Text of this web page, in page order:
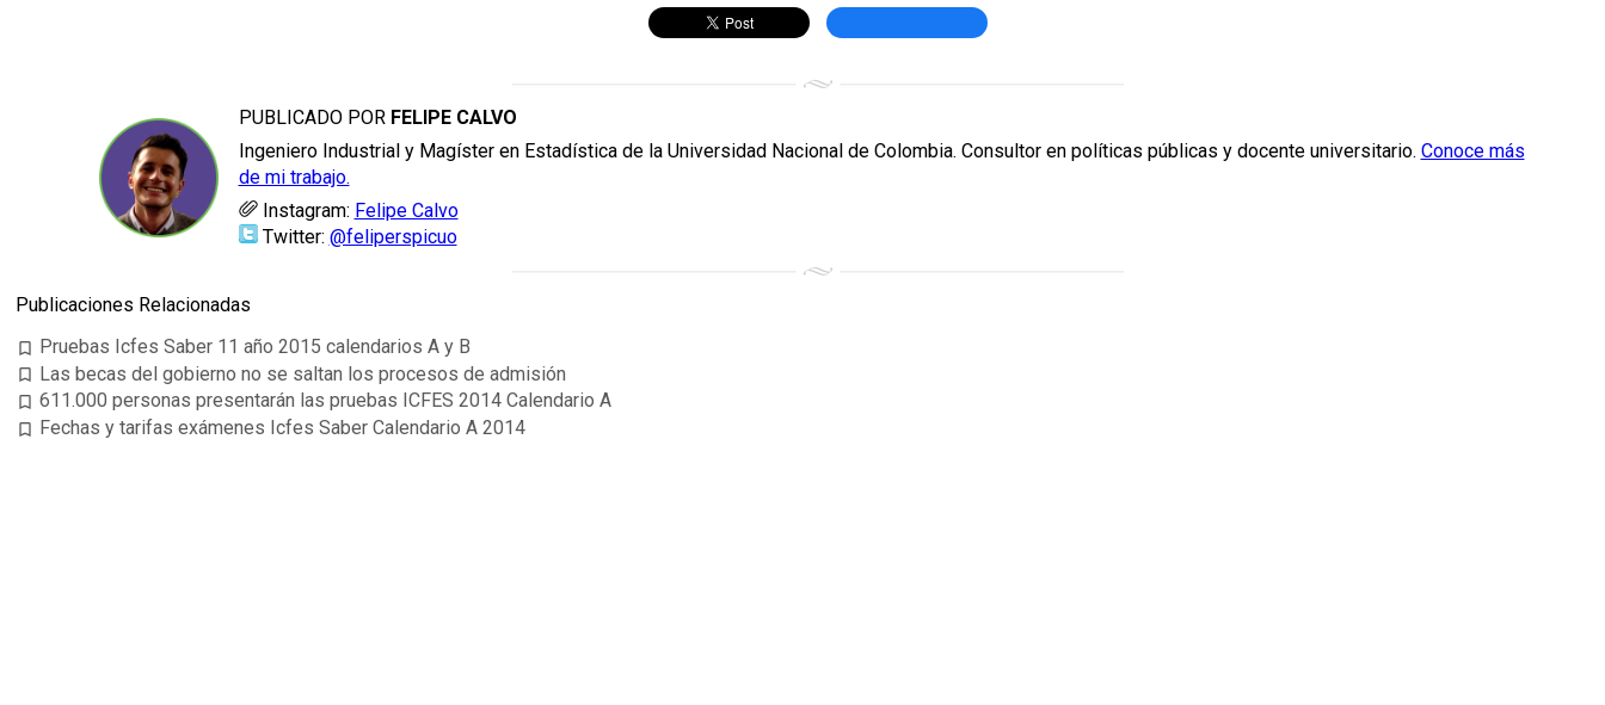
PUBLICADO POR FELIPE CALVO
Ingeniero Industrial y Magíster en Estadística de la Universidad Nacional de Colombia. Consultor en políticas públicas y docente universitario. Conoce más
de mi trabajo.
Instagram: Felipe Calvo
Twitter: @feliperspicuo
Publicaciones Relacionadas
bookmark_border Pruebas Icfes Saber 11 año 2015 calendarios A y B
bookmark_border Las becas del gobierno no se saltan los procesos de admisión
bookmark_border 611.000 personas presentarán las pruebas ICFES 2014 Calendario A
bookmark_border Fechas y tarifas exámenes Icfes Saber Calendario A 2014